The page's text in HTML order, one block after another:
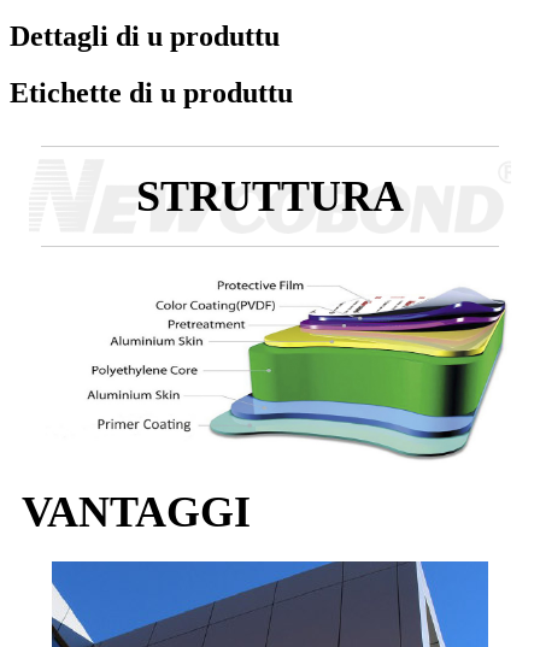
Dettagli di u produttu
Etichette di u produttu
STRUTTURA
VANTAGGI